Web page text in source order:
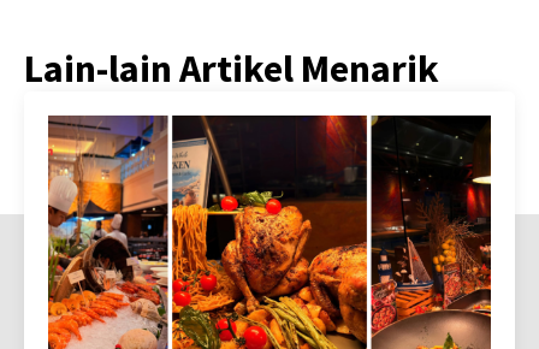
Lain-lain Artikel Menarik